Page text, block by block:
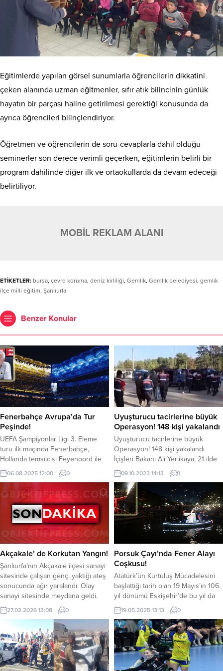
Eğitimlerde yapılan görsel sunumlarla öğrencilerin dikkatini
çeken alanında uzman eğitmenler, sıfır atık bilincinin günlük
hayatın bir parçası haline getirilmesi gerektiği konusunda da
ayrıca öğrencileri bilinçlendiriyor.
Öğretmen ve öğrencilerin de soru-cevaplarla dahil olduğu
seminerler son derece verimli geçerken, eğitimlerin belirli bir
program dahilinde diğer ilk ve ortaokullarda da devam edeceği
belirtiliyor.
MOBİL REKLAM ALANI
ETİKETLER: bursa, çevre koruma, deniz kirliliği, Gemlik, Gemlik belediyesi, gemlik
ilçe milli eğitim, Şanlıurfa
Benzer Konular
Fenerbahçe Avrupa’da Tur
Peşinde!
UEFA Şampiyonlar Ligi 3. Eleme
turu ilk maçında Fenerbahçe,
Hollanda temsilcisi Feyenoord ile
karşılaşacak. Maç, Feyenoord
Stadyumu’nda bu akşam 22.00’de
başlayacak. Maçta Glenn Nyberg
düdük çalacak. Fenerbahçe’nin
muhtemel 11’i: İrfan Can Eğribayat,
Semedo, Skriniar, Oosterwolde,
Archie Brown, Fred, Amrabat, İrfan
Can Kahveci, Szymanski, Oğuz
Aydın, Jhon Duran. Feyenoord’un
muhtemel 11’i:...
06.08.2025 12:00 0
Uyuşturucu tacirlerine büyük
Operasyon! 148 kişi yakalandı
Uyuşturucu tacirlerine büyük
Operasyon! 148 kişi yakalandı
İçişleri Bakanı Ali Yerlikaya, 21 ilde
düzenlenen uyuşturucu
operasyonlarında 148 zehir taciri
daha yakalandığını duyurdu. Ülke
genelinde uyuşturucu ile mücadele
operasyonları devam ediyor. YAZI
ARASI REKLAM ALANI Zehir
tacirlerine yönelik gerçekleştirilen
uyuşturucu operasyonlarında,
İstanbul, Bursa, Sivas, Bolu,
Kahramanmaraş, Osmaniye, Iğdır,
Uşak, Muğla, Diyarbakır,...
09.10.2023 14:13 0
Akçakale’ de Korkutan Yangın!
Şanlıurfa’nın Akçakale ilçesi sanayi
sitesinde çalışan genç, yaktığı ateş
sonucunda ağır yaralandı. Olay
sanayi sitesinde meydana geldi.
İddiaya göre, sanayi sitesinde
çalışan İ.T., isimli genç ısınmak
amacıyla yaktığı ateşi harlamak için
üzerine tiner dökmek istedi. Ancak
tineri döktüğü sırada ateş anda
yükseldi. Aniden büyüyen alevlerin
arasında kalan genç çeşitli
27.02.2026 13:08 0
Porsuk Çayı’nda Fener Alayı
Coşkusu!
Atatürk’ün Kurtuluş Mücadelesini
başlattığı tarih olan 19 Mayıs’ın 106.
yıl dönümü Eskişehir’de bu yıl da
büyük bir coşkuyla kutlandı. Porsuk
Çayı’nda düzenlenen Fener Alayı
büyük bir coşkuya sahne olurken
Eskişehir Büyükşehir Belediye
Başkanı Ayşe Ünlüce, “106 yıldır
aynı aşkla, aynı tutkuyla,
cumhuriyete vedemokrasiye
19.05.2025 13:13 0